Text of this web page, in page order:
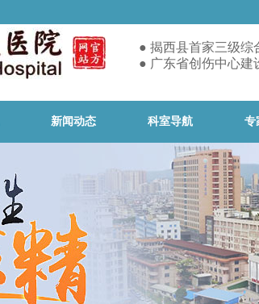
● 揭西县首家三级
● 广东省创伤中心
新闻动态 科室导航 专